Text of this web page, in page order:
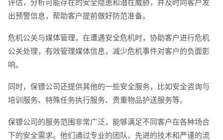
评估，分析可能存在的安全隐患和潜在威胁，并及时向客户发
出预警信息，帮助客户提前做好防范准备。
危机公关与媒体管理，在遭遇安全危机时，协助客户进行危机
公关处理，有效管理媒体信息，减少危机事件对客户的负面影
响。
同时，保镖公司还提供其他的一些安全服务，比如安全咨询与
培训服务、特殊任务执行服务、贵重物品护送服务等。
保镖公司的服务范围非常广泛，能够满足不同客户在各种场合
下的安全需求。他们通过专业的团队、先进的技术和严谨的流